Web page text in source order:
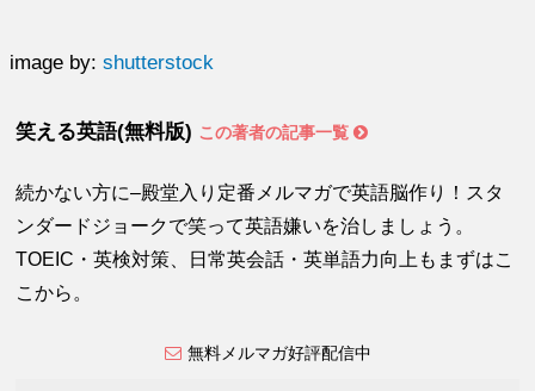
image by:shutterstock
笑える英語(無料版) この著者の記事一覧
続かない方に–殿堂入り定番メルマガで英語脳作り！スタ
ンダードジョークで笑って英語嫌いを治しましょう。
TOEIC・英検対策、日常英会話・英単語力向上もまずはこ
こから。
無料メルマガ好評配信中